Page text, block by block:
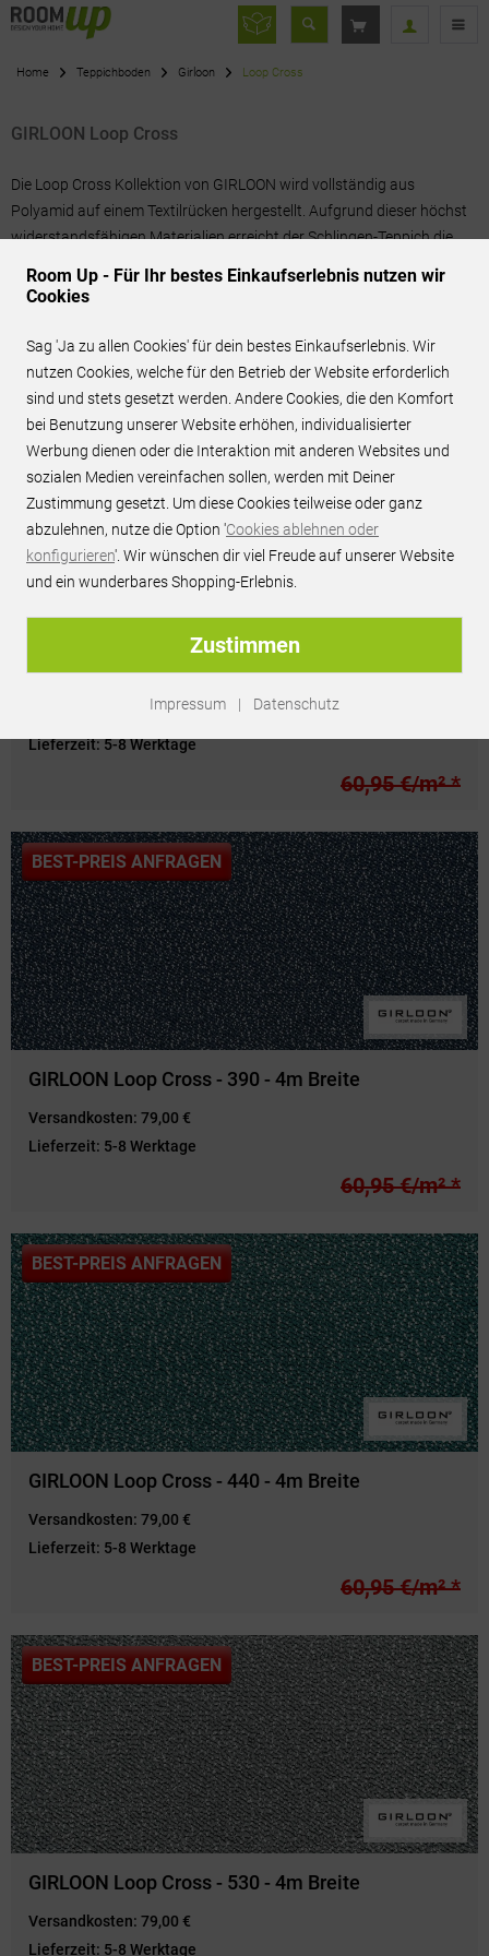
Home Teppichboden Girloon Loop Cross
GIRLOON Loop Cross
Die Loop Cross Kollektion von GIRLOON wird vollständig aus
Polyamid auf einem Textilrücken hergestellt. Aufgrund dieser höchst
widerstandsfähigen Materialien erreicht der Schlingen-Teppich die...
BEST-PREIS ANFRAGEN
GIRLOON Loop Cross - 150 - 4m Breite
79,00 €
Lieferzeit:5-8 Werktage
60,95 €/m² *
BEST-PREIS ANFRAGEN
GIRLOON Loop Cross - 390 - 4m Breite
Versandkosten: 79,00 €
Lieferzeit: 5-8 Werktage
60,95 €/m² *
BEST-PREIS ANFRAGEN
GIRLOON Loop Cross - 440 - 4m Breite
Versandkosten: 79,00 €
Lieferzeit: 5-8 Werktage
60,95 €/m² *
BEST-PREIS ANFRAGEN
GIRLOON Loop Cross - 530 - 4m Breite
Versandkosten: 79,00 €
Lieferzeit: 5-8 Werktage
Room Up - Für Ihr bestes Einkaufserlebnis nutzen wir
Cookies
Sag 'Ja zu allen Cookies' für dein bestes Einkaufserlebnis. Wir
nutzen Cookies, welche für den Betrieb der Website erforderlich
sind und stets gesetzt werden. Andere Cookies, die den Komfort
bei Benutzung unserer Website erhöhen, individualisierter
Werbung dienen oder die Interaktion mit anderen Websites und
sozialen Medien vereinfachen sollen, werden mit Deiner
Zustimmung gesetzt. Um diese Cookies teilweise oder ganz
abzulehnen, nutze die Option 'Cookies ablehnen oder
konfigurieren'. Wir wünschen dir viel Freude auf unserer Website
und ein wunderbares Shopping-Erlebnis.
Zustimmen
Impressum | Datenschutz